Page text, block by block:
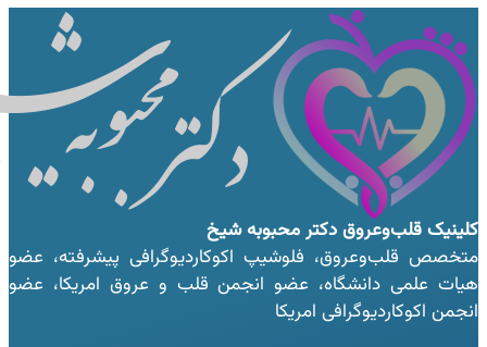
کلینیک قلب‌وعروقدکتر محبوبه شیخ
متخصص قلب‌وعروق، فلوشیپ اکوکاردیوگرافی پیشرفته، عضو
هیات علمی دانشگاه، عضو انجمن قلب و عروق امریکا، عضو
انجمن اکوکاردیوگرافی امریکا